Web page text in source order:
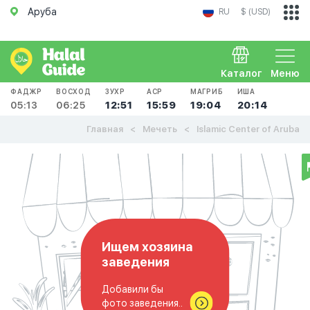
Аруба RU $ (USD)
Меню
Каталог
ФАДЖР
05:13
ВОСХОД
06:25
ЗУХР
12:51
АСР
15:59
МАГРИБ
19:04
ИША
20:14
Главная Мечеть Islamic Center of Aruba
Ищем хозяина
заведения
Добавили бы
фото заведения..